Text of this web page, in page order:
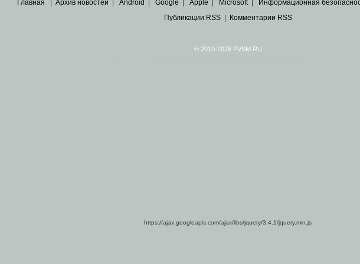
Главная Архив новостей Android Google Apple Microsoft| Информационная
Публикации RSS| Комментарии RSS
© 2010-2026 PVSM.RU
https://ajax.googleapis.com/ajax/libs/jquery/3.4.1/jquery.min.js